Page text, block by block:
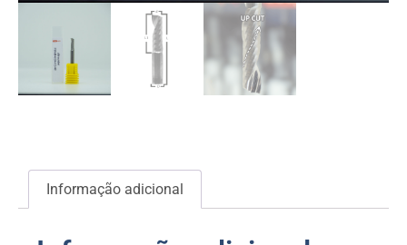
Informação adicional